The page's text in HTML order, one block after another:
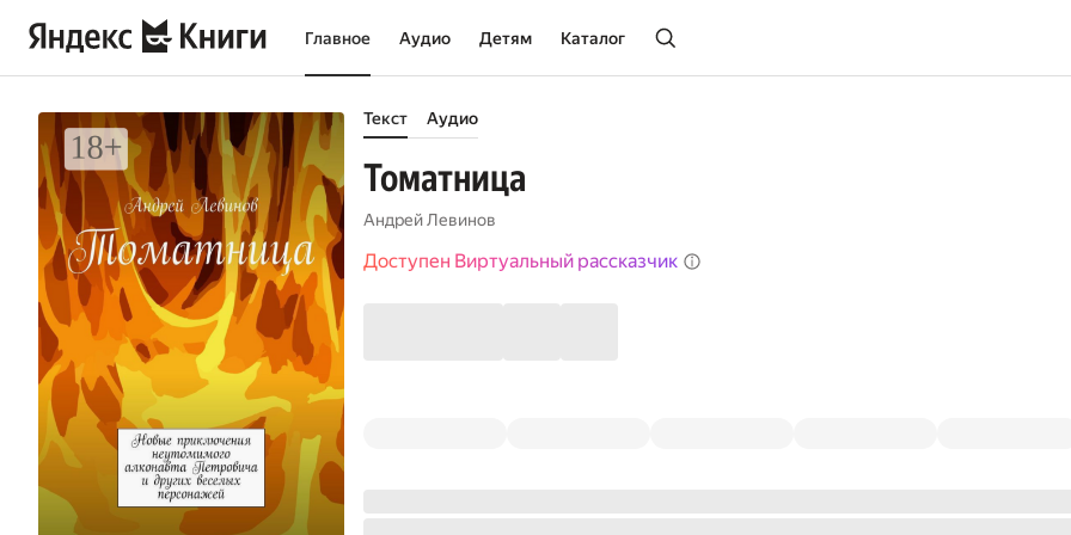
Главное Аудио Детям Каталог
Текст Аудио
Томатница
Андрей Левинов
Доступен Виртуальный рассказчик